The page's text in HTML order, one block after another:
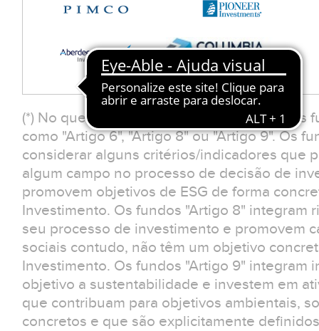
(*) No que respeita à Classificação SFDR,
como "Artigo 6", "Artigo 8" ou "Artigo 9". Os
considerar alguns critérios/indicadores que
algum campo no processo de decisão de
promovem objetivos de ESG de forma
Investimento. Os fundos "Artigo 8" integram
seu processo de investimento e promovem
sociais contudo, não têm um objetivo
Investimento. Os fundos "Artigo 9" integram
objetivo a sustentabilidade e investem em
que contribuam para objetivos ambientais,
concretos e que são explicitamente